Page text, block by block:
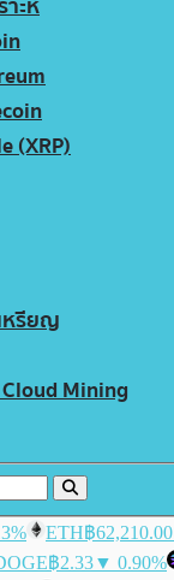
(XRP)
หรียญ
Mining
ETH฿62,210.00
฿2.33▼ 0.90%